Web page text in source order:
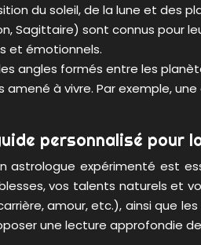
du soleil, de la lune et des
Sagittaire) sont connus pour
et émotionnels.
angles formés entre les
à vivre. Par exemple,
personnalisé pour
astrologue expérimenté est
vos talents naturels et
amour, etc.), ainsi que
une lecture approfondie